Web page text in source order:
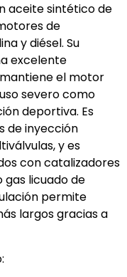
aceite sintético de
de
y diésel. Su
excelente
el motor
severo como
deportiva. Es
de inyección
y es
con catalizadores
gas licuado de
permite
largos gracias a